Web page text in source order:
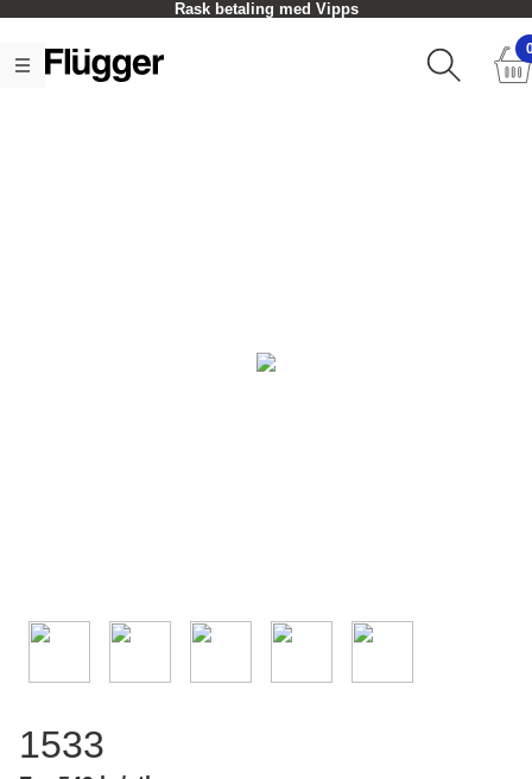
Rask betaling med Vipps
1533